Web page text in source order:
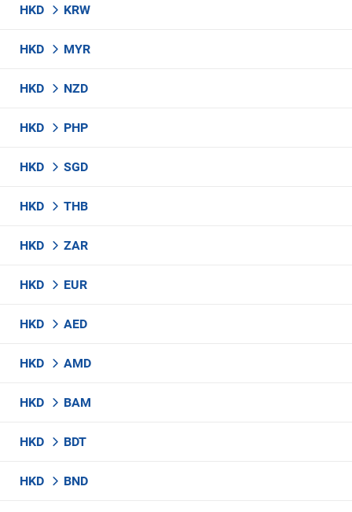
HKD KRW
HKD MYR
HKD NZD
HKD PHP
HKD SGD
HKD THB
HKD ZAR
HKD EUR
HKD AED
HKD AMD
HKD BAM
HKD BDT
HKD BND